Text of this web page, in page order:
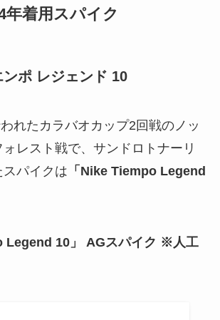
年着用スパイク
ポ レジェンド 10
れたカラバオカップ2回戦のノッ
レスト戦で、サンドロトナーリ
パイクは 「Nike Tiempo Legend
Legend 10」
AGスパイク ※人工